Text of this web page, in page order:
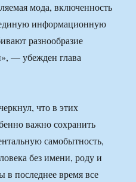
мода, включенность
информационную
разнообразие
— убежден глава
что в этих
важно сохранить
самобытность,
без имени, роду и
последнее время все